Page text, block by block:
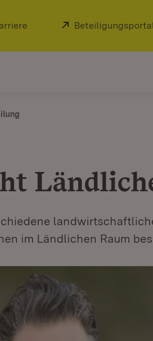
(Öffnet in neuem Fenster)
Extern:
Beteiligungsportal
im Ländlichen Raum